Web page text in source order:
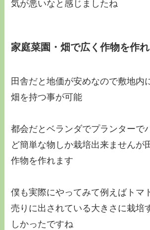
気が悪いなと感じましたね
家庭菜園・畑で広く作物を作
田舎だと地価が安めなので敷地内
畑を持つ事が可能
都会だとベランダでプランターで
ど簡単な物しか栽培出来ませんが
作物を作れます
僕も実際にやってみて例えばトマ
売りに出されている大きさに栽培
しかったですね